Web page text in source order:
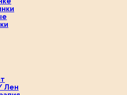
Лен